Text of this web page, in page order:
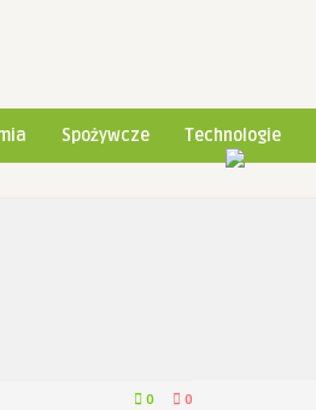
Spożywcze Technologie
0 0